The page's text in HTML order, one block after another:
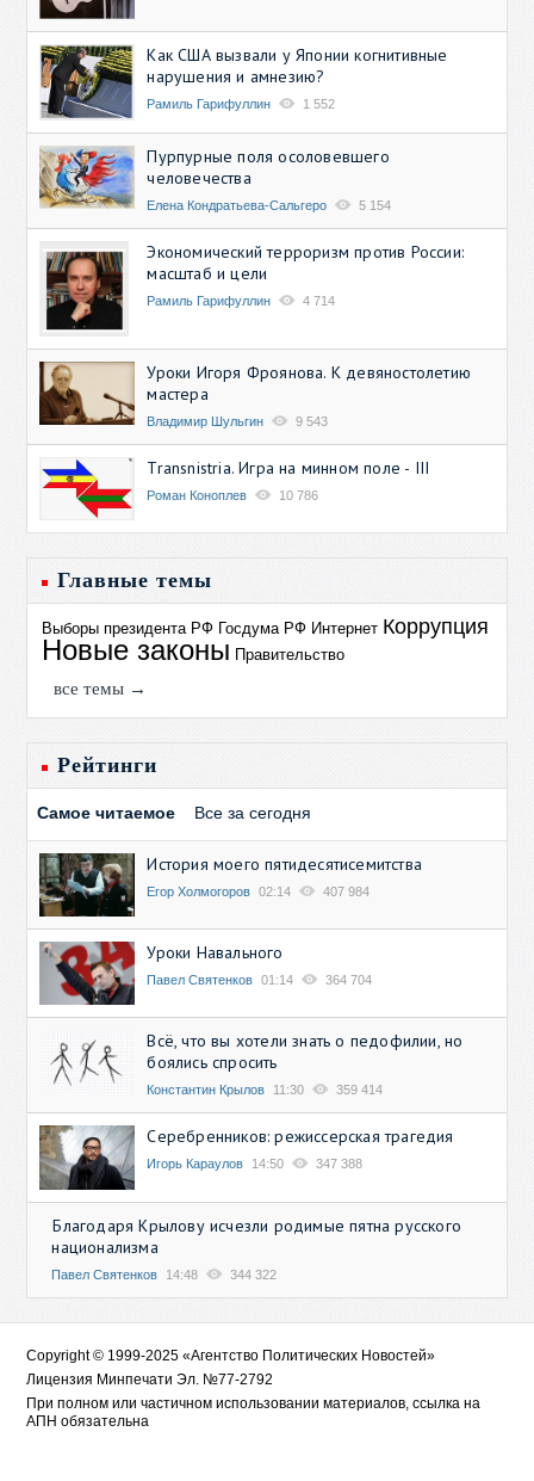
Как США вызвали у Японии когнитивные
нарушения и амнезию?
Рамиль Гарифуллин 1 552
Пурпурные поля осоловевшего
человечества
Елена Кондратьева-Сальгеро 5 154
Экономический терроризм против России:
масштаб и цели
Рамиль Гарифуллин 4 714
Уроки Игоря Фроянова. К девяностолетию
мастера
Владимир Шульгин 9 543
Transnistria. Игра на минном поле - III
Роман Коноплев 10 786
Главные темы
Выборы президента РФ Госдума РФ Интернет Коррупция
Новые законы Правительство
все темы →
Рейтинги
Самое читаемое Все за сегодня
История моего пятидесятисемитства
Егор Холмогоров 02:14 407 984
Уроки Навального
Павел Святенков 01:14 364 704
Всё, что вы хотели знать о педофилии, но
боялись спросить
Константин Крылов 11:30 359 414
Серебренников: режиссерская трагедия
Игорь Караулов 14:50 347 388
Благодаря Крылову исчезли родимые пятна русского
национализма
Павел Святенков 14:48 344 322
Copyright © 1999-2025 «Агентство Политических Новостей»
Лицензия Минпечати Эл. №77-2792
При полном или частичном использовании материалов, ссылка на
АПН обязательна